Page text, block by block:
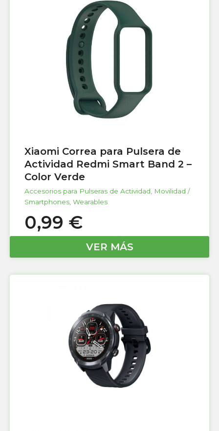
Xiaomi Correa para Pulsera de
Actividad Redmi Smart Band 2 –
Color Verde
Accesorios para Pulseras de Actividad
Movilidad /
Smartphones Wearables
0,99 €
VER MÁS